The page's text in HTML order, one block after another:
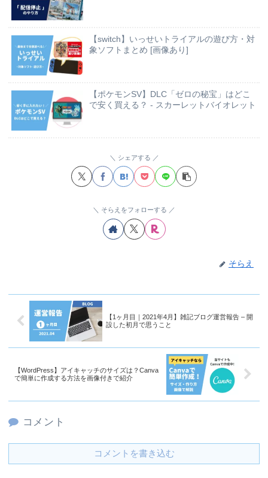
【switch】いっせいトライアルの遊び方・対
象ソフトまとめ [画像あり]
【ポケモンSV】DLC「ゼロの秘宝」はどこ
で安く買える？ - スカーレットバイオレット
シェアする
そらえをフォローする
そらえ
【1ヶ月目｜2021年4月】雑記ブログ運営報告 – 開
設した初月で思うこと
【WordPress】アイキャッチのサイズは？Canva
で簡単に作成する方法を画像付きで紹介
コメント
コメントを書き込む